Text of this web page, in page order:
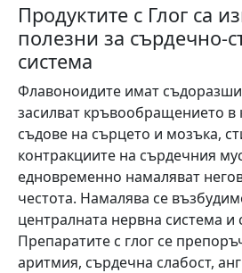
Продуктите с Глог са
полезни за сърдечно-
система
Флавоноидите имат
засилват кръвообращението в
съдове на сърцето и мозъка,
контракциите на сърдечния
едновременно намаляват
честота. Намалява се
централната нервна система и
Препаратите с глог се
аритмия, сърдечна слабост,